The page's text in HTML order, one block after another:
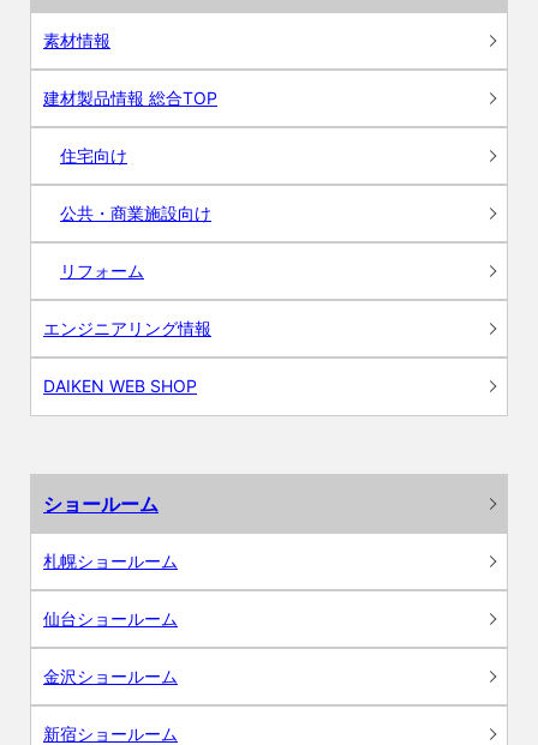
素材情報
建材製品情報 総合TOP
住宅向け
公共・商業施設向け
リフォーム
エンジニアリング情報
DAIKEN WEB SHOP
ショールーム
札幌ショールーム
仙台ショールーム
金沢ショールーム
新宿ショールーム